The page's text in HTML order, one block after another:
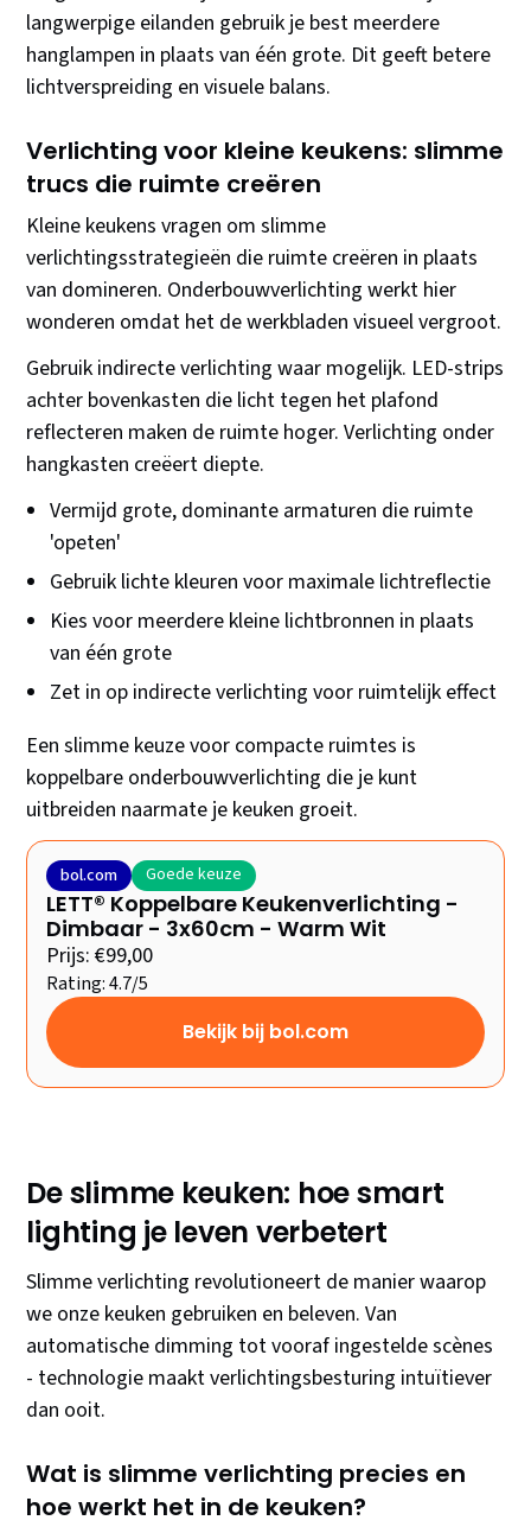
langwerpige eilanden gebruik je best meerdere
hanglampen in plaats van één grote. Dit geeft betere
lichtverspreiding en visuele balans.
Verlichting voor kleine keukens: slimme
trucs die ruimte creëren
Kleine keukens vragen om slimme
verlichtingsstrategieën die ruimte creëren in plaats
van domineren. Onderbouwverlichting werkt hier
wonderen omdat het de werkbladen visueel vergroot.
Gebruik indirecte verlichting waar mogelijk. LED-strips
achter bovenkasten die licht tegen het plafond
reflecteren maken de ruimte hoger. Verlichting onder
hangkasten creëert diepte.
Vermijd grote, dominante armaturen die ruimte
'opeten'
Gebruik lichte kleuren voor maximale lichtreflectie
Kies voor meerdere kleine lichtbronnen in plaats
van één grote
Zet in op indirecte verlichting voor ruimtelijk effect
Een slimme keuze voor compacte ruimtes is
koppelbare onderbouwverlichting die je kunt
uitbreiden naarmate je keuken groeit.
bol.com Goede keuze
LETT® Koppelbare Keukenverlichting -
Dimbaar - 3x60cm - Warm Wit
Prijs: €99,00
Rating: 4.7/5
Bekijk bij bol.com
De slimme keuken: hoe smart
lighting je leven verbetert
Slimme verlichting revolutioneert de manier waarop
we onze keuken gebruiken en beleven. Van
automatische dimming tot vooraf ingestelde scènes
- technologie maakt verlichtingsbesturing intuïtiever
dan ooit.
Wat is slimme verlichting precies en
hoe werkt het in de keuken?